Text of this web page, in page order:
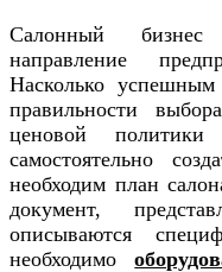
Салонный
направление
Насколько
правильности
ценовой
самостоятельно
необходим план
документ,
описываются
необходимо